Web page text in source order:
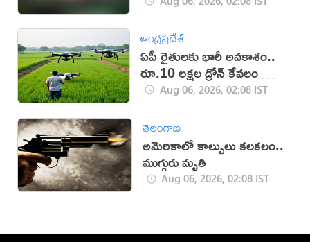
ఆంధ్రప్రదేశ్
ఏపీ రైతులకు భారీ అవకాశం..
రూ.10 లక్షల డ్రోన్ కేవలం రూ.2
లక్షలకే!Aug 06, 2026, 02:08 IST
తెలంగాణ
అమెరికాలో కాల్పులు కలకలం..
ముగ్గురు మృతి
Aug 06, 2026, 02:08 IST